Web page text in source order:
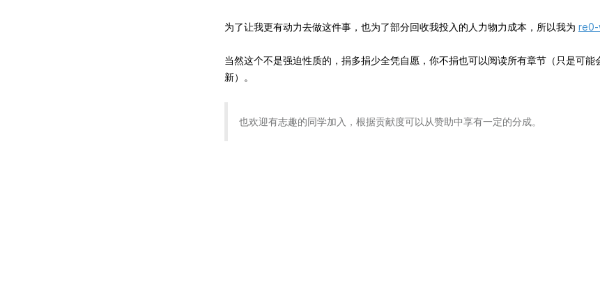
为了让我更有动力去做这件事，也为了部分回收我投入的人力物力成本，所以我为
当然这个不是强迫性质的，捐多捐少全凭自愿，你不捐也可以阅读所有章节（只是可能
新）。
也欢迎有志趣的同学加入，根据贡献度可以从赞助中享有一定的分成。